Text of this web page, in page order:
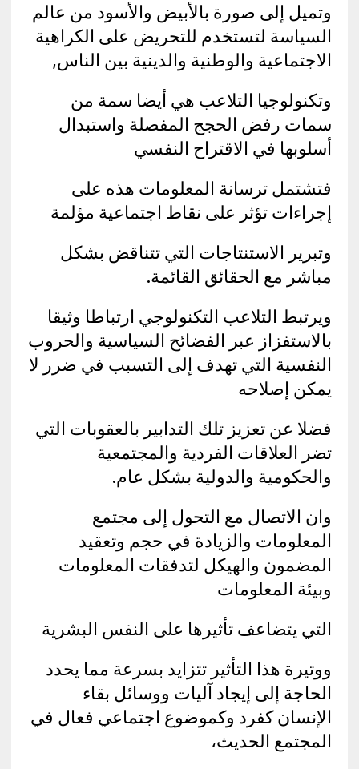
وتميل إلى صورة بالأبيض والأسود من عالم
السياسة لتستخدم للتحريض على الكراهية
الاجتماعية والوطنية والدينية بين الناس,
وتكنولوجيا التلاعب هي أيضا سمة من
سمات رفض الحجج المفصلة واستبدال
أسلوبها في الاقتراح النفسي
فتشتمل ترسانة المعلومات هذه على
إجراءات تؤثر على نقاط اجتماعية مؤلمة
وتبرير الاستنتاجات التي تتناقض بشكل
مباشر مع الحقائق القائمة.
ويرتبط التلاعب التكنولوجي ارتباطا وثيقا
بالاستفزاز عبر الفضائح السياسية والحروب
النفسية التي تهدف إلى التسبب في ضرر لا
يمكن إصلاحه
فضلا عن تعزيز تلك التدابير بالعقوبات التي
تضر العلاقات الفردية والمجتمعية
والحكومية والدولية بشكل عام.
وان الاتصال مع التحول إلى مجتمع
المعلومات والزيادة في حجم وتعقيد
المضمون والهيكل لتدفقات المعلومات
وبيئة المعلومات
التي يتضاعف تأثيرها على النفس البشرية
ووتيرة هذا التأثير تتزايد بسرعة مما يحدد
الحاجة إلى إيجاد آليات ووسائل بقاء
الإنسان كفرد وكموضوع اجتماعي فعال في
المجتمع الحديث،